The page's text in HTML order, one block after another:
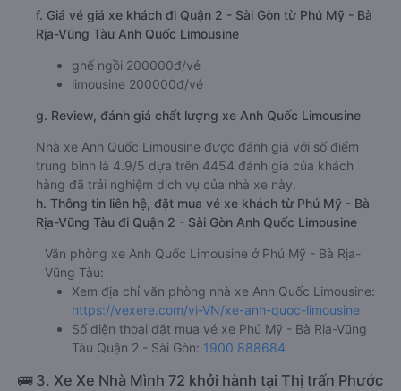
f. Giá vé giá xe khách đi Quận 2 - Sài Gòn từ Phú Mỹ - Bà
Rịa-Vũng Tàu Anh Quốc Limousine
ghế ngồi 200000đ/vé
limousine 200000đ/vé
g. Review, đánh giá chất lượng xe Anh Quốc Limousine
Nhà xe Anh Quốc Limousine được đánh giá với số điểm
trung bình là 4.9/5 dựa trên 4454 đánh giá của khách
hàng đã trải nghiệm dịch vụ của nhà xe này.
h. Thông tin liên hệ, đặt mua vé xe khách từ Phú Mỹ - Bà
Rịa-Vũng Tàu đi Quận 2 - Sài Gòn Anh Quốc Limousine
Văn phòng xe Anh Quốc Limousine ở Phú Mỹ - Bà Rịa-
Vũng Tàu:
Xem địa chỉ văn phòng nhà xe Anh Quốc Limousine:
https://vexere.com/vi-VN/xe-anh-quoc-limousine
Số điện thoại đặt mua vé xe Phú Mỹ - Bà Rịa-Vũng
Tàu Quận 2 - Sài Gòn: 1900 888684
🚌 3. Xe Xe Nhà Mình 72 khởi hành tại Thị trấn Phước